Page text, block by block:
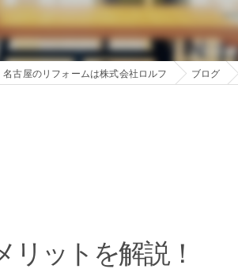
名古屋のリフォームは株式会社ロルフ ブログ
ットを解説！